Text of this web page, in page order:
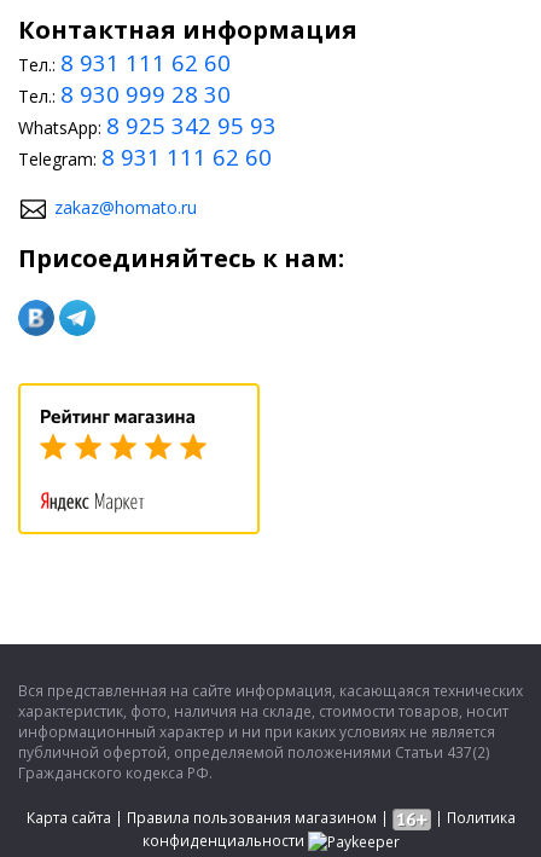
Контактная информация
Тел.: 8 931 111 62 60
Тел.: 8 930 999 28 30
WhatsApp: 8 925 342 95 93
Telegram: 8 931 111 62 60
zakaz@homato.ru
Присоединяйтесь к нам:
Вся представленная на сайте информация, касающаяся технических
характеристик, фото, наличия на складе, стоимости товаров, носит
информационный характер и ни при каких условиях не является
публичной офертой, определяемой положениями Статьи 437(2)
Гражданского кодекса РФ.
Карта сайта | Правила пользования магазином | | Политика
конфиденциальности